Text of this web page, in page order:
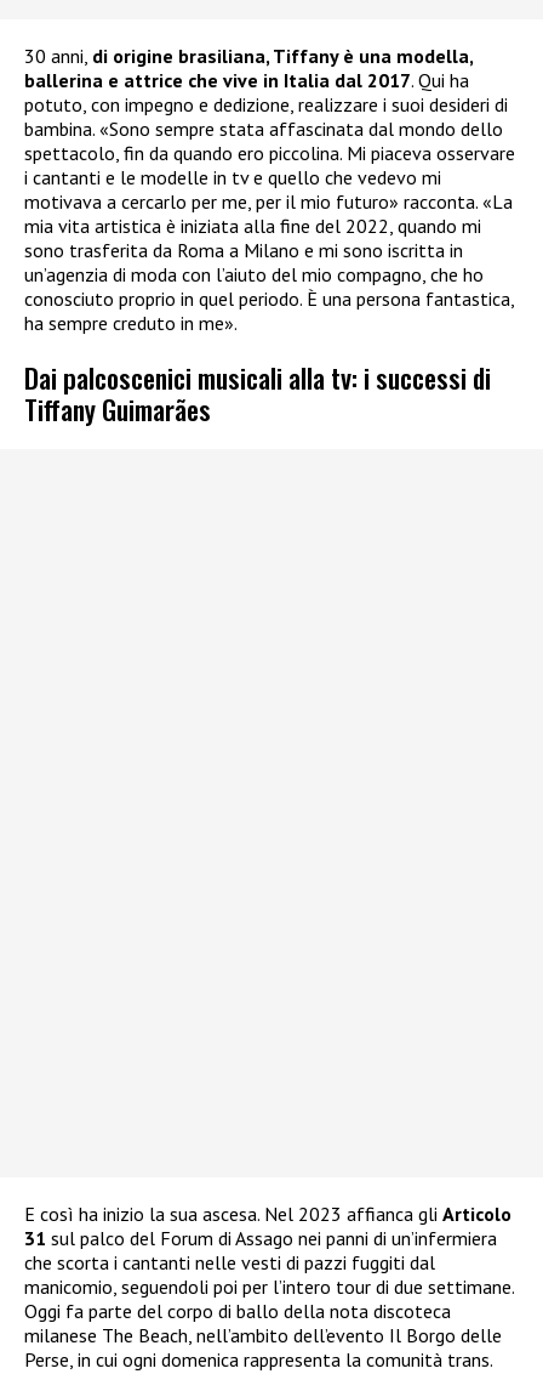
30 anni, di origine brasiliana, Tiffany è una modella,
ballerina e attrice che vive in Italia dal 2017. Qui ha
potuto, con impegno e dedizione, realizzare i suoi desideri di
bambina. «Sono sempre stata affascinata dal mondo dello
spettacolo, fin da quando ero piccolina. Mi piaceva osservare
i cantanti e le modelle in tv e quello che vedevo mi
motivava a cercarlo per me, per il mio futuro» racconta. «La
mia vita artistica è iniziata alla fine del 2022, quando mi
sono trasferita da Roma a Milano e mi sono iscritta in
un’agenzia di moda con l’aiuto del mio compagno, che ho
conosciuto proprio in quel periodo. È una persona fantastica,
ha sempre creduto in me».
Dai palcoscenici musicali alla tv: i successi di
Tiffany Guimarães
E così ha inizio la sua ascesa. Nel 2023 affianca gli Articolo
31 sul palco del Forum di Assago nei panni di un’infermiera
che scorta i cantanti nelle vesti di pazzi fuggiti dal
manicomio, seguendoli poi per l’intero tour di due settimane.
Oggi fa parte del corpo di ballo della nota discoteca
milanese The Beach, nell’ambito dell’evento Il Borgo delle
Perse, in cui ogni domenica rappresenta la comunità trans.